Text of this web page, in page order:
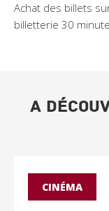
Achat des billets
billetterie 30
A
CINÉMA